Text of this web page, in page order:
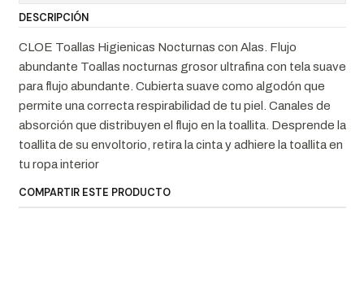
DESCRIPCIÓN
CLOE Toallas Higienicas Nocturnas con Alas. Flujo
abundante Toallas nocturnas grosor ultrafina con tela suave
para flujo abundante. Cubierta suave como algodón que
permite una correcta respirabilidad de tu piel. Canales de
absorción que distribuyen el flujo en la toallita. Desprende la
toallita de su envoltorio, retira la cinta y adhiere la toallita en
tu ropa interior
COMPARTIR ESTE PRODUCTO